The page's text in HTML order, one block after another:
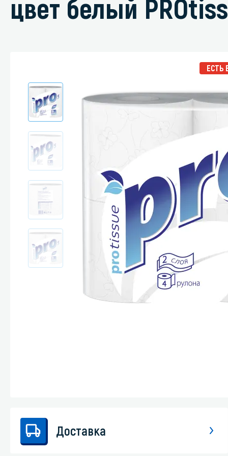
Дегризер
Защитные
стрипперы
Средства
Средства
Средства
Средства
Средства
Стекла
цвет белый
ЕСТЬ
Доставка